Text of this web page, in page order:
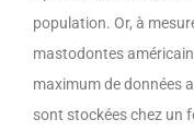
population. Or, à
mastodontes
maximum de données
sont stockées chez un